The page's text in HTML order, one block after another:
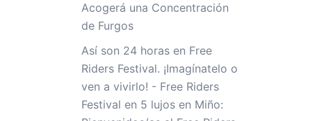
Acogerá una Concentración
de Furgos
Así son 24 horas en Free
Riders Festival. ¡Imagínatelo o
ven a vivirlo! - Free Riders
Festival en 5 lujos en Miño: